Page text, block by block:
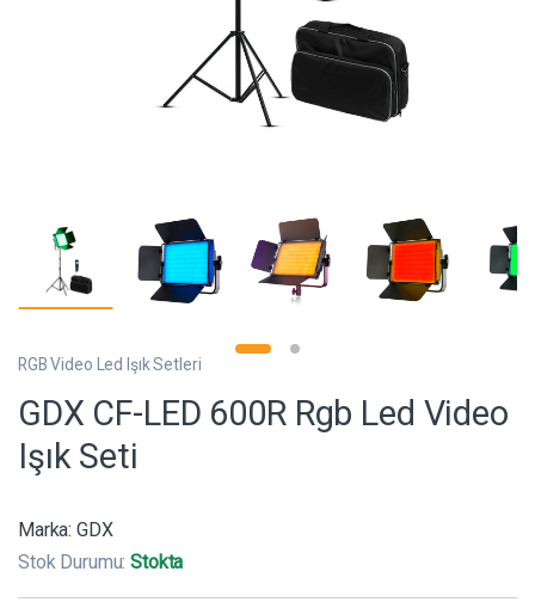
RGB Video Led Işık Setleri
GDX CF-LED 600R Rgb Led Video
Işık Seti
Marka: GDX
Stok Durumu:Stokta